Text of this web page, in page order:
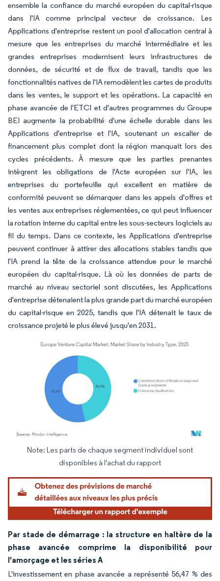
ensemble la confiance du marché européen du capital-risque
dans l'IA comme principal vecteur de croissance. Les
Applications d'entreprise restent un pool d'allocation central à
mesure que les entreprises du marché intermédiaire et les
grandes entreprises modernisent leurs infrastructures de
données, de sécurité et de flux de travail, tandis que les
fonctionnalités natives de l'IA remodèlent les cartes de produits
dans les ventes, le support et les opérations. La capacité en
phase avancée de l'ETCI et d'autres programmes du Groupe
BEI augmente la probabilité d'une échelle durable dans les
Applications d'entreprise et l'IA, soutenant un escalier de
financement plus complet dont la région manquait lors des
cycles précédents. À mesure que les parties prenantes
intègrent les obligations de l'Acte européen sur l'IA, les
entreprises du portefeuille qui excellent en matière de
conformité peuvent se démarquer dans les appels d'offres et
les ventes aux entreprises réglementées, ce qui peut influencer
la rotation interne du capital entre les sous-secteurs logiciels au
fil du temps. Dans ce contexte, les Applications d'entreprise
peuvent continuer à attirer des allocations stables tandis que
l'IA prend la tête de la croissance attendue pour le marché
européen du capital-risque. Là où les données de parts de
marché au niveau sectoriel sont discutées, les Applications
d'entreprise détenaient la plus grande part du marché européen
du capital-risque en 2025, tandis que l'IA détenait le taux de
croissance projeté le plus élevé jusqu'en 2031.
Image © Mordor Intelligence. La réutilisation nécessite une attribution sous CC BY
Note: Les parts de chaque segment individuel sont
disponibles à l'achat du rapport
Par stade de démarrage : la structure en haltère de la
phase avancée comprime la disponibilité pour
l'amorçage et les séries A
L'investissement en phase avancée a représenté 56,47 % des